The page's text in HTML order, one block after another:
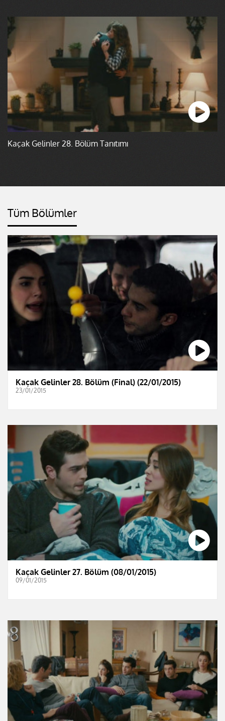
Kaçak Gelinler 28. Bölüm Tanıtımı
Tüm Bölümler
Kaçak Gelinler 28. Bölüm (Final) (22/01/2015)
23/01/2015
Kaçak Gelinler 27. Bölüm (08/01/2015)
09/01/2015